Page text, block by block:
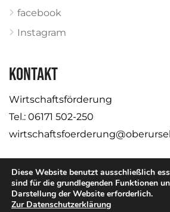
facebook
Instagram
KONTAKT
Wirtschaftsförderung
Tel.: 06171 502-250
© Stadt Oberursel
Diese Website benutzt ausschließlich
sind für die grundlegenden Funktionen
Darstellung der Website erforderlich.
Zur Datenschutzerklärung